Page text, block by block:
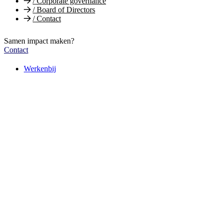
/Board of Directors
/Contact
Samen impact maken?
Contact
Werkenbij